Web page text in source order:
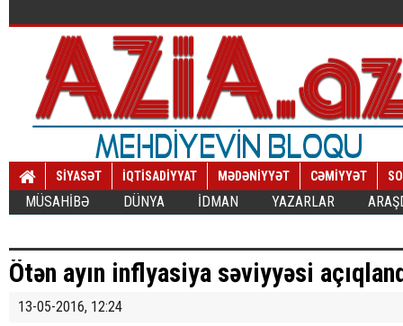
SİYASƏT İQTİSADİYYAT MƏDƏNİYYƏT CƏMİYYƏT
MÜSAHİBƏ DÜNYA İDMAN YAZARLAR
Ötən ayın inflyasiya səviyyəsi
13-05-2016, 12:24